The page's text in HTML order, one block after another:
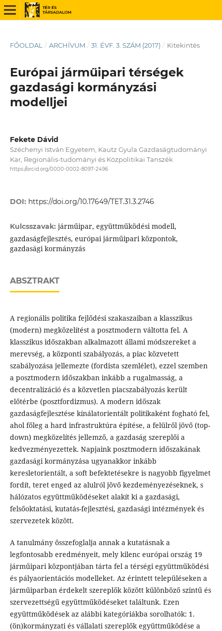
FŐOLDAL / ARCHÍVUM / 31. ÉVF. 3. SZÁM (2017) / Kitekintés
Európai járműipari térségek
gazdasági kormányzási
modelljei
Fekete Dávid
Széchenyi István Egyetem, Kautz Gyula Gazdaságtudományi
Kar, Regionális-tudományi és Közpolitikai Tanszék
https://orcid.org/0000-0002-8097-2496
DOI: https://doi.org/10.17649/TET.31.3.2746
Kulcsszavak: járműipar, együttműködési modell,
gazdaságfejlesztés, európai járműipari központok,
gazdasági kormányzás
ABSZTRAKT
A regionális politika fejlődési szakaszaiban a klasszikus
(modern) megközelítést a posztmodern váltotta fel. A
klasszikus időszakban alkalmazott állami módszereket a
merevség, a központi szabályozás, a piac közvetett
szabályozása jellemezte (fordista szemlélet), ezzel szemben
a posztmodern időszakban inkább a rugalmasság, a
decentralizáció és a közvetlen piacszabályozás került
előtérbe (posztfordizmus). A modern időszak
gazdaságfejlesztése kínálatorientált politikaként fogható fel,
ahol főleg a hard infrastruktúra építése, a felülről jövő (top-
down) megközelítés jellemző, a gazdaság szereplői a
kedvezményezettek. Napjaink posztmodern időszakának
gazdasági kormányzása ugyanakkor inkább
keresletorientált, a soft befektetésekre is nagyobb figyelmet
fordít, teret enged az alulról jövő kezdeményezéseknek, s
hálózatos együttműködéseket alakít ki a gazdasági,
felsőoktatási, kutatás-fejlesztési, gazdasági intézmények és
szervezetek között.
A tanulmány összefoglalja annak a kutatásnak a
legfontosabb eredményeit, mely kilenc európai ország 19
járműipari központjában tárta fel a térségi együttműködési
és pályaorientációs modelleket. Az érintett településeken a
járműiparban érdekelt szereplők között különböző szintű és
szervezettségű együttműködéseket találtunk. Ezen
együttműködések az alábbi kategóriákba sorolhatók: 1.
(ön)kormányzati és vállalati szereplők együttműködése a